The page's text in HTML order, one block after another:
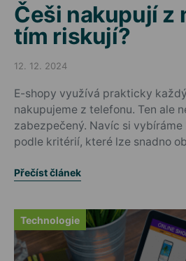
Češi nakupují z
tím riskují?
Posted on
12. 12. 2024
E-shopy využívá prakticky
nakupujeme z telefonu. Ten ale
zabezpečený. Navíc si
podle kritérií, které lze snadno
Přečíst článek
Technologie